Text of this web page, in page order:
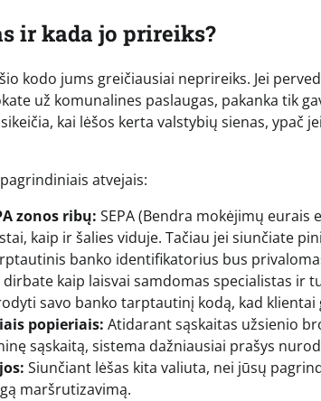
ir kada jo prireiks?
kodo jums greičiausiai neprireiks. Jei
už komunalines paslaugas, pakanka tik
kai lėšos kerta valstybių sienas, ypač
atvejais:
zonos ribų: SEPA (Bendra mokėjimų
kaip ir šalies viduje. Tačiau jei siunčiate
banko identifikatorius bus
dirbate kaip laisvai samdomas specialistas ir
savo banko tarptautinį kodą, kad
popieriais: Atidarant sąskaitas užsienio
sąskaitą, sistema dažniausiai prašys
Siunčiant lėšas kita valiuta, nei jūsų
maršrutizavimą.